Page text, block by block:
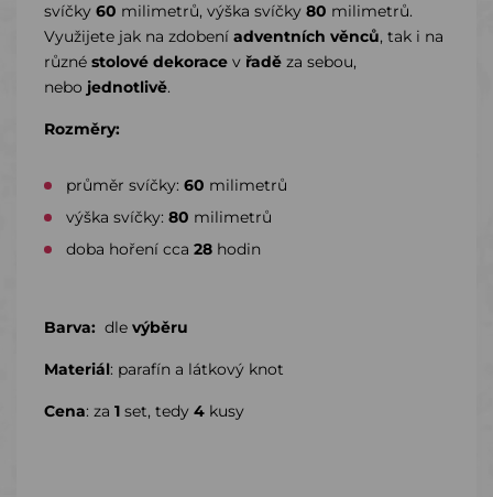
svíčky 60 milimetrů, výška svíčky 80 milimetrů.
Využijete jak na zdobení adventních věnců, tak i na
různé stolové dekorace v řadě za sebou,
nebo jednotlivě.
Rozměry:
průměr svíčky: 60 milimetrů
výška svíčky: 80 milimetrů
doba hoření cca 28 hodin
Barva: dle výběru
Materiál: parafín a látkový knot
Cena: za 1 set, tedy 4 kusy